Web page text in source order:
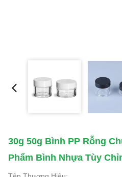
30g 50g Bình PP Rỗng
Phẩm Bình Nhựa Tùy